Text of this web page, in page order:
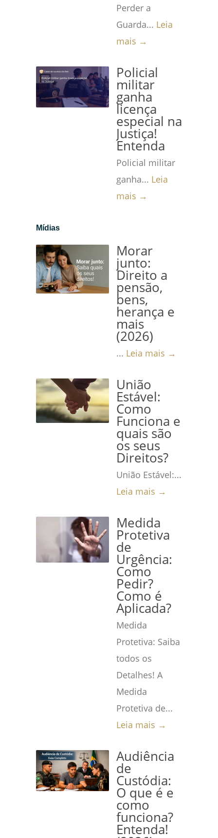
Perder a
Guarda... Leia
mais →
Policial
militar
ganha
licença
especial na
Justiça!
Entenda
Policial militar
ganha... Leia
mais →
Mídias
Morar
junto:
Direito a
pensão,
bens,
herança e
mais
(2026)
... Leia mais →
União
Estável:
Como
Funciona e
quais são
os seus
Direitos?
União Estável:...
Leia mais →
Medida
Protetiva
de
Urgência:
Como
Pedir?
Como é
Aplicada?
Medida
Protetiva: Saiba
todos os
Detalhes! A
Medida
Protetiva de...
Leia mais →
Audiência
de
Custódia:
O que é e
como
funciona?
Entenda!